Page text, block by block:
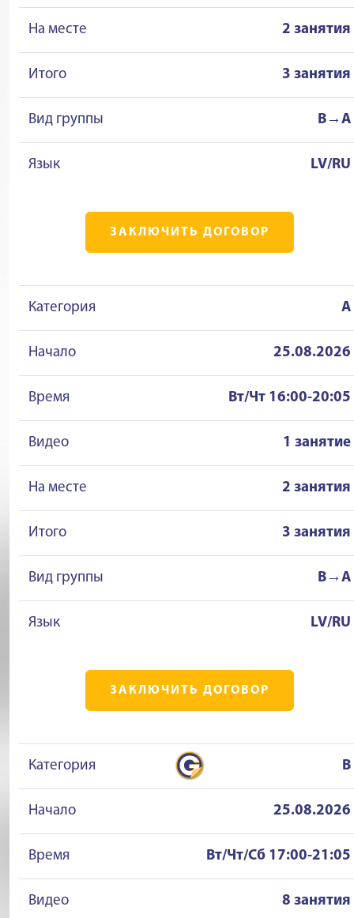
На месте 2 занятия
Итого 3 занятия
Вид группы B→A
Язык LV/RU
ЗАКЛЮЧИТЬ ДОГОВОР
Категория A
Начало 25.08.2026
Время Вт/Чт 16:00-20:05
Видео 1 занятие
На месте 2 занятия
Итого 3 занятия
Вид группы B→A
Язык LV/RU
ЗАКЛЮЧИТЬ ДОГОВОР
Категория B
Начало 25.08.2026
Время Вт/Чт/Сб 17:00-21:05
Видео 8 занятия